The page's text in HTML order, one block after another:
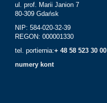
ul. prof. Marii Janion 7
80-309 Gdańsk
NIP: 584-020-32-39
REGON: 000001330
tel. portiernia:+ 48 58 523 30 00
numery kont